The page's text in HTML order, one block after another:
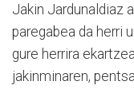
Jakin Jardunaldiaz
paregabea da herri
gure herrira
jakinminaren,